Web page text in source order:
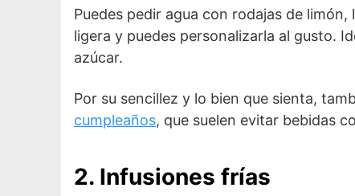
Puedes pedir agua con rodajas de
ligera y puedes personalizarla al gusto.
azúcar.
Por su sencillez y lo bien que sienta,
cumpleaños, que suelen evitar bebidas
2. Infusiones frías